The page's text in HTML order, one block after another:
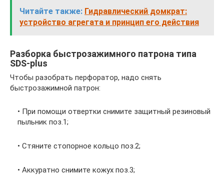
Читайте также: Гидравлический домкрат:
устройство агрегата и принцип его действия
Разборка быстрозажимного патрона типа
SDS-plus
Чтобы разобрать перфоратор, надо снять
быстрозажимной патрон:
• При помощи отвертки снимите защитный резиновый
пыльник поз.1;
• Стяните стопорное кольцо поз.2;
• Аккуратно снимите кожух поз.3;